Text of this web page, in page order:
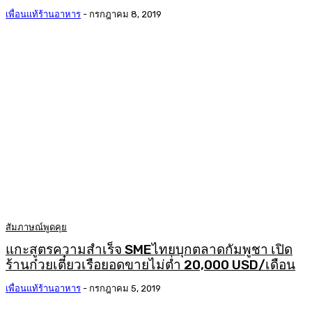
เพื่อนแท้ร้านอาหาร - กรกฎาคม 8, 2019
สัมภาษณ์พูดคุย
แกะสูตรความสำเร็จ SMEไทยบุกตลาดกัมพูชา เปิด
ร้านก๋วยเตี๋ยวเรือยอดขายไม่ต่ำ 20,000 USD/เดือน
เพื่อนแท้ร้านอาหาร - กรกฎาคม 5, 2019